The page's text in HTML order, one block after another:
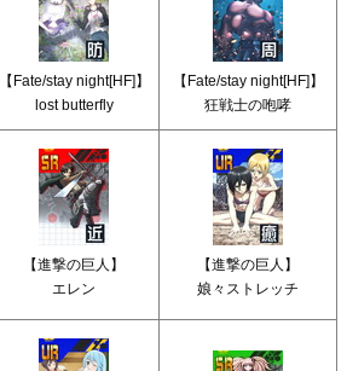
【Fate/stay night[HF]】
lost butterfly
【Fate/stay night[HF]】
狂戦士の咆哮
【進撃の巨人】
エレン
【進撃の巨人】
娘々ストレッチ